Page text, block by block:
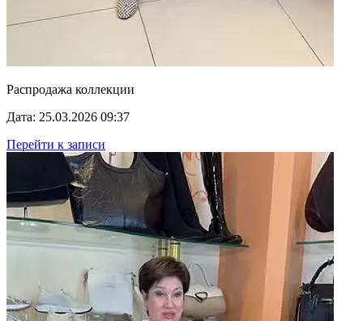
Распродажа коллекции
Дата: 25.03.2026 09:37
Перейти к записи